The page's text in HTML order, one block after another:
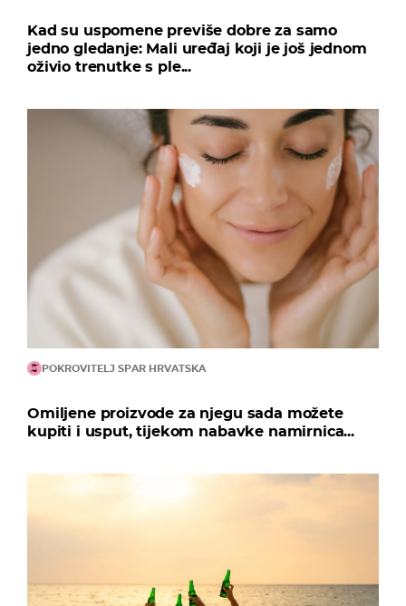
Kad su uspomene previše dobre za samo
jedno gledanje: Mali uređaj koji je još jednom
oživio trenutke s ple...
POKROVITELJ SPAR HRVATSKA
Omiljene proizvode za njegu sada možete
kupiti i usput, tijekom nabavke namirnica...